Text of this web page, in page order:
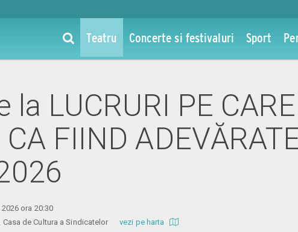
Teatru Concerte si festivaluri Sport
la LUCRURI PE
CA FIIND
ora 20:30
Casa de Cultura a Sindicatelorvezi pe harta